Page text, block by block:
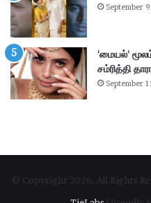
டி
ரூ
பா
ய்
வ
சூ
ல்
September
‘மையல்’
சம்ரித்தி
September
© Copyright 2026, All Rights